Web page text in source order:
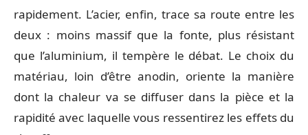
rapidement. L’acier, enfin, trace sa route entre les
deux : moins massif que la fonte, plus résistant
que l’aluminium, il tempère le débat. Le choix du
matériau, loin d’être anodin, oriente la manière
dont la chaleur va se diffuser dans la pièce et la
rapidité avec laquelle vous ressentirez les effets du